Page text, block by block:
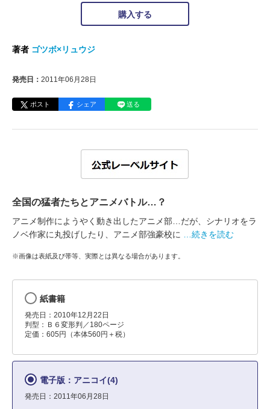
購入する
著者 ゴツボ×リュウジ
発売日： 2011年06月28日
ポスト シェア 送る
全国の猛者たちとアニメバトル…？
アニメ制作にようやく動き出したアニメ部…だが、シナリオをラ
ノベ作家に丸投げしたり、アニメ部強豪校に
…続きを読む
※画像は表紙及び帯等、実際とは異なる場合があります。
紙書籍
発売日：2010年12月22日
判型：Ｂ６変形判／180ページ
定価：605円（本体560円＋税）
電子版：アニコイ(4)
発売日：2011年06月28日